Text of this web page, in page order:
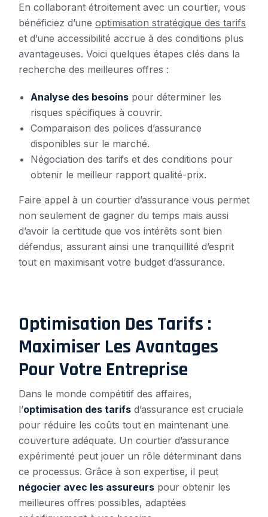
En collaborant étroitement avec un courtier, vous
bénéficiez d’une optimisation stratégique des tarifs
et d’une accessibilité accrue à des conditions plus
avantageuses. Voici quelques étapes clés dans la
recherche des meilleures offres :
Analyse des besoins pour déterminer les
risques spécifiques à couvrir.
Comparaison des polices d’assurance
disponibles sur le marché.
Négociation des tarifs et des conditions pour
obtenir le meilleur rapport qualité-prix.
Faire appel à un courtier d’assurance vous permet
non seulement de gagner du temps mais aussi
d’avoir la certitude que vos intérêts sont bien
défendus, assurant ainsi une tranquillité d’esprit
tout en maximisant votre budget d’assurance.
Optimisation Des Tarifs :
Maximiser Les Avantages
Pour Votre Entreprise
Dans le monde compétitif des affaires,
l’optimisation des tarifs d’assurance est cruciale
pour réduire les coûts tout en maintenant une
couverture adéquate. Un courtier d’assurance
expérimenté peut jouer un rôle déterminant dans
ce processus. Grâce à son expertise, il peut
négocier avec les assureurs pour obtenir les
meilleures offres possibles, adaptées